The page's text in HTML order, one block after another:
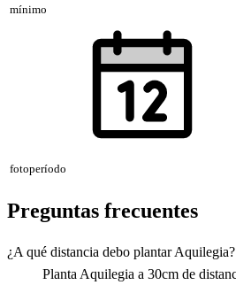
mínimo
fotoperíodo
Preguntas frecuentes
¿A qué distancia debo plantar Aquilegia?
Planta Aquilegia a 30cm de